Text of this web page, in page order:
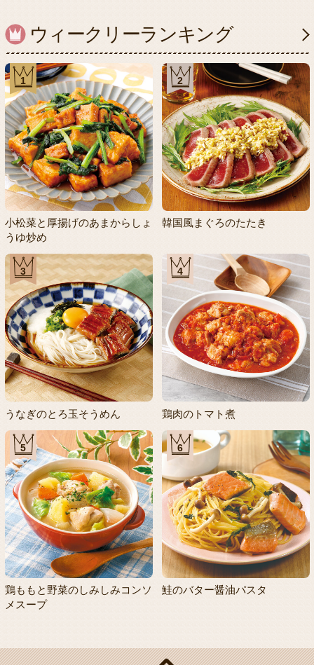
ウィークリーランキング
1
小松菜と厚揚げのあまからしょ
うゆ炒め
2
韓国風まぐろのたたき
3
うなぎのとろ玉そうめん
4
鶏肉のトマト煮
5
鶏ももと野菜のしみしみコンソ
メスープ
6
鮭のバター醤油パスタ